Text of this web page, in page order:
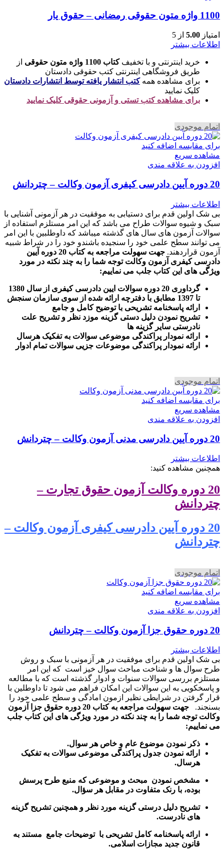
1100 واژه متون حقوقی رمضانی – حقوق یار
امتیاز 5.00 از 5
اطلاعات بیشتر
خرید اینترنتی و با تخفیفکتاب 1100 واژه متون حقوقی
از
طریق فروشگاهی اینترنتی کتب حقوقی دادستان
برای مشاهده همهکتب انتشار یافته توسط انتشارات دادستان
کلیک نمایید
برای مشاهده کتب تستی و آزمونی حقوقی کلیک نمایید
اتمام موجودی
برای مقایسه اضافه کنید
مشاهده سریع
افزودن به علاقه مندی
20 دوره آیین دادرسی کیفری آزمون وکالت – چتردانش
اطلاعات بیشتر
بی شک اولین قدم برای دستیابی به موفقیت در هر آزمونی آشنایی با
سبک و شیوه سوالات طراح می باشد که این امر مستلزم استفاده از
سوالات آزمون های سال های گذشته میباشد که داوطلبین با این امر
می توانند سطح علمی خود را سنجیده باشندو خود را در شراط شبیه
آزمون قراردهند.
جهت سهولت مراجعه به کتاب 20 دوره آیین
دادرسی کیفری آزمون وکالت توجه شما را به چند نکته در مورد
ویژگی های این کتاب جلب می نماییم:
گرداوری 20 دوره سوالات ایین دادرسی کیفری از سال 1380
تا 1397 مطابق با دفترچه ارائه شده از سوی سازمان سنجش
ارائه پاسخنامه تشریحی با توضیح کامل و جامع
تشریح نمودن دلیل دستی گزینه موزد نظر و تشریح علت
نادرستی سایر گزینه ها
ارائه نمودار پراکندگی موضوعی سوالات به تفکیک هرسال
رائه نمودار پراکندگی موضوعات جزیی سوالات تمام ادوار
اتمام موجودی
برای مقایسه اضافه کنید
مشاهده سریع
افزودن به علاقه مندی
20 دوره آیین دادرسی مدنی آزمون وکالت – چتردانش
اطلاعات بیشتر
همچنین مشاهده کنید:
20 دوره وکالت آزمون حقوق تجارت –
چتردانش
20 دوره آیین دادرسی کیفری آزمون وکالت –
چتردانش
اتمام موجودی
برای مقایسه اضافه کنید
مشاهده سریع
افزودن به علاقه مندی
20 دوره حقوق جزا آزمون وکالت – چتردانش
اطلاعات بیشتر
بی شک اولین قدم برای موفقیت در هر آزمونی با سبک و روش
طرح سوال ها و شناخت مباحث سوال خیز است که این امر
مستلزم بررسی سوالات سنوات و ادوار گذشته است که با مطالعه
و پاسخکویی به این سوالات این امکان فراهم می شود تا داوطلین با
قرار گرفتن در شرایطی نظیر ازمون امادگی و سطح علمی خود را
بسنجند.
جهت سهولت مراجعه به کتاب 20 دوره حقوق جزا آزمون
وکالت توجه شما را به چند نکته در مورد ویژگی های این کتاب جلب
می نماییم:
ذکر نمودن موضوع عام و خاص هر سوال.
ارائه نمودن جدول پراکندگی موضوعی سوالات به تفکیک
هرسال.
مشخص نمودن مبحث و موضوعی که منبع طرح پرسش
بوده، با رنک متفاوت در مقابل هر سؤال.
تشریح دلیل درستی گزینه مورد نظر و همچنین تشریح گزینه
های نادرست.
ارائه پاسخنامه کامل تشریحی با توضیحات جامع مستند به
قانون جدید مجازات اسلامی.